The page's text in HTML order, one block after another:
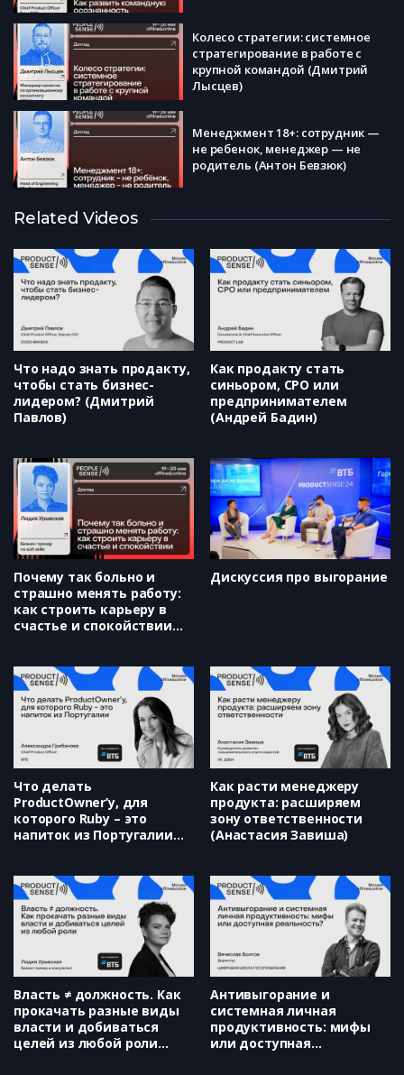
Колесо стратегии: системное
стратегирование в работе с
крупной командой (Дмитрий
Лысцев)
Менеджмент 18+: сотрудник —
не ребенок, менеджер — не
родитель (Антон Бевзюк)
Как растить лидеров-решал?
(Дмитрий Павлов)
Related Videos
Что надо знать продакту,
чтобы стать бизнес-
лидером? (Дмитрий
Павлов)
Как продакту стать
синьором, CPO или
предпринимателем
(Андрей Бадин)
Почему так больно и
страшно менять работу:
как строить карьеру в
счастье и спокойствии
Дискуссия про выгорание
Что делать
ProductOwner’у, для
которого Ruby – это
напиток из Португалии
Как расти менеджеру
продукта: расширяем
зону ответственности
(Анастасия Завиша)
Власть ≠ должность. Как
прокачать разные виды
власти и добиваться
целей из любой роли
Антивыгорание и
системная личная
продуктивность: мифы
или доступная